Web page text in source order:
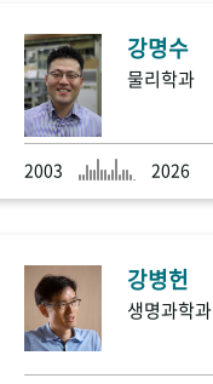
강명수
물리학과
2003 2026
강병헌
생명과학과